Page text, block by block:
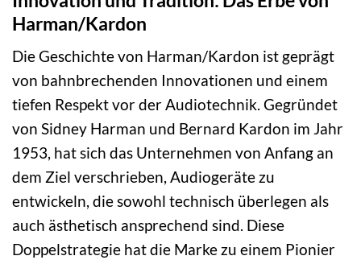
Harman/Kardon
Die Geschichte von Harman/Kardon ist geprägt
von bahnbrechenden Innovationen und einem
tiefen Respekt vor der Audiotechnik. Gegründet
von Sidney Harman und Bernard Kardon im Jahr
1953, hat sich das Unternehmen von Anfang an
dem Ziel verschrieben, Audiogeräte zu
entwickeln, die sowohl technisch überlegen als
auch ästhetisch ansprechend sind. Diese
Doppelstrategie hat die Marke zu einem Pionier